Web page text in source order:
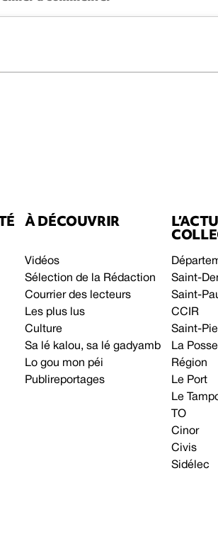
À DÉCOUVRIR
Vidéos
Sélection de la Rédaction
Courrier des lecteurs
Les plus lus
Culture
Sa lé kalou, sa lé gadyamb
Lo gou mon péi
Publireportages
Saint-
Saint-
CCIR
Saint-
La
Région
Le Port
Le
TO
Cinor
Civis
Sidélec